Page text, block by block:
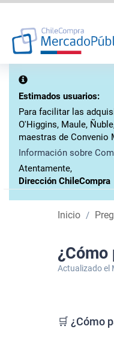
Estimados usuarios:
Para facilitar las
O'Higgins, Maule,
maestras de Convenio
Información sobre
Atentamente,
Dirección ChileCompra
Inicio
Actualizado el
🛒 ¿Cómo